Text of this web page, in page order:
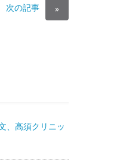
次の記事 »
、高須クリニッ